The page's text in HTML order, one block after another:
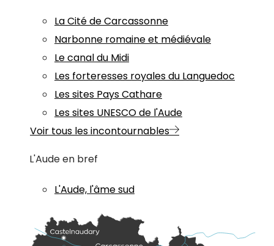
La Cité de Carcassonne
Narbonne romaine et médiévale
Le canal du Midi
Les forteresses royales du Languedoc
Les sites Pays Cathare
Les sites UNESCO de l'Aude
Voir tous les incontournables
L'Aude en bref
L'Aude, l'âme sud